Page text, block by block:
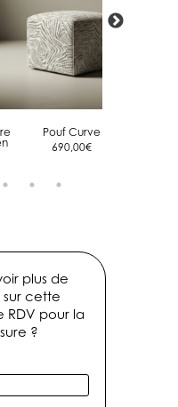
Pouf Curve
690,00€
plus de
sur cette
pour la
?